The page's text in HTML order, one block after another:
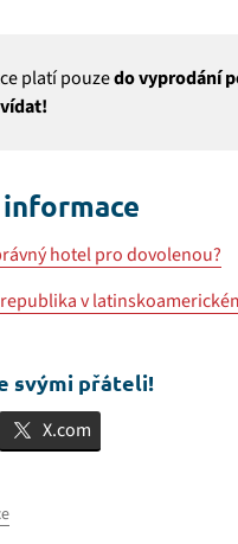
platí pouzedo vyprodání
hotel pro dovolenou?
v
svými přáteli!
X.com